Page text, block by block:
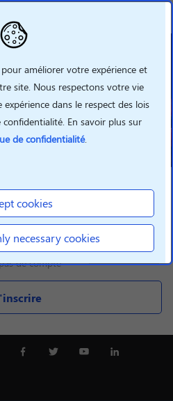
Lenovo
of our
de compte
améliorer votre expérience et
site. Nous respectons votre vie
dans le respect des lois
En savoir plus sur
de confidentialité.
cookies
necessary cookies